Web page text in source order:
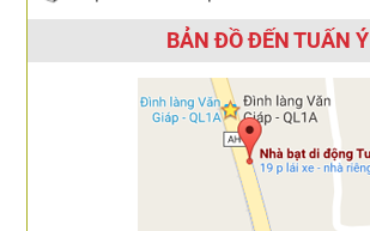
BẢN ĐỒ ĐẾN TUẤN Ý